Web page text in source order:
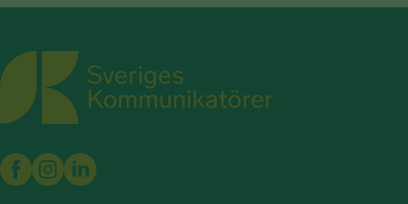
Sveriges Kommunikatörer